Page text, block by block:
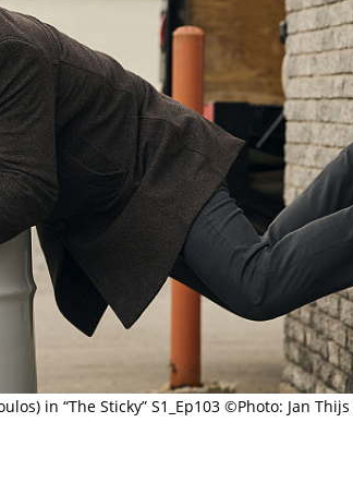
in “The Sticky” S1_Ep103 ©Photo: Jan